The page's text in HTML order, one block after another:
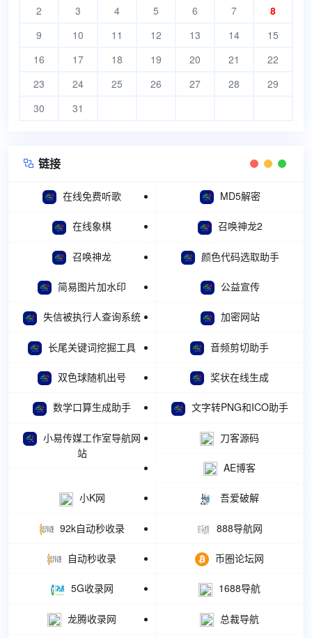
2
3 4 5 6 7
8
9
10 11 12 13 14
15
16
17 18 19 20 21
22
23
24 25 26 27 28
29
30
31
 链接
在线免费听歌 MD5解密
在线象棋 召唤神龙2
召唤神龙 颜色代码选取助手
简易图片加水印 公益宣传
失信被执行人查询系统 加密网站
长尾关键词挖掘工具 音频剪切助手
双色球随机出号 奖状在线生成
数学口算生成助手 文字转PNG和ICO助手
小易传媒工作室导航网
站
刀客源码
AE博客
小K网 吾爱破解
92k自动秒收录 888导航网
自动秒收录 币圈论坛网
5G收录网 1688导航
龙腾收录网 总裁导航